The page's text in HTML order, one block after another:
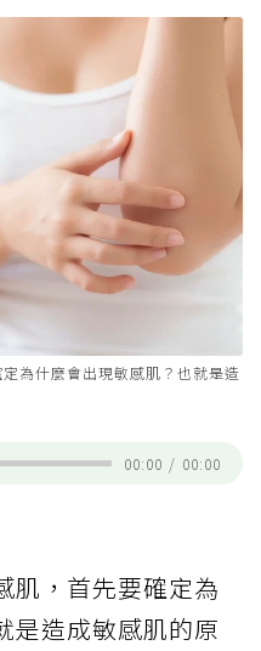
為什麼會出現敏感肌？也就是造
00:00 / 00:00
肌，首先要確定為
是造成敏感肌的原